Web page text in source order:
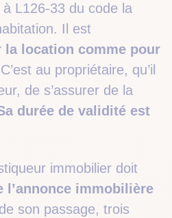
L126-33 du code la
Il est
la location comme pour
au propriétaire, qu’il
de s’assurer de la
durée de validité est
immobilier doit
l’annonce immobilière
son passage, trois